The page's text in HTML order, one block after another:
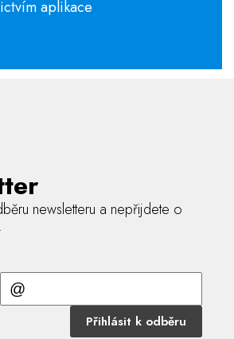
aplikace
newsletteru a nepřijdete o
Přihlásit k odběru